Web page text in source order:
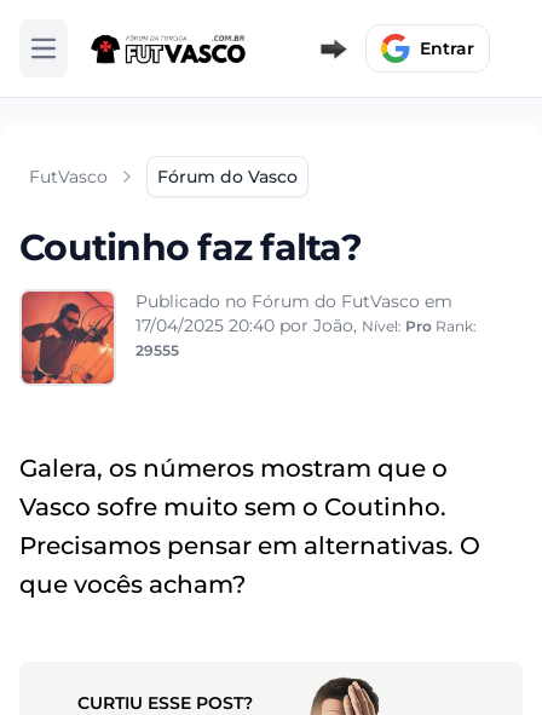
Abrir menu Entrar
FutVasco Fórum do Vasco
Coutinho faz falta?
Publicado no Fórum do FutVasco em
17/04/2025 20:40 por João, Nível: Pro Rank:
29555
Galera, os números mostram que o
Vasco sofre muito sem o Coutinho.
Precisamos pensar em alternativas. O
que vocês acham?
CURTIU ESSE POST?